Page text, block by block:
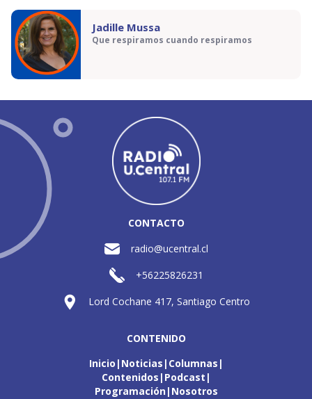
Jadille Mussa
Que respiramos cuando respiramos
CONTACTO
radio@ucentral.cl
+56225826231
Lord Cochane 417, Santiago Centro
CONTENIDO
Inicio Noticias Columnas
Contenidos Podcast
Programación Nosotros